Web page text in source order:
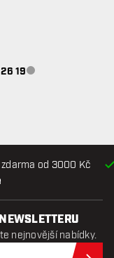
od 3000 Kč
19Zákaznický servis
nejnovější nabídky.